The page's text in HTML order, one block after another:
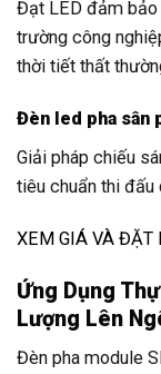
Đạt LED đảm
trường công
thời tiết thất
Đèn led pha sân
Giải pháp chiếu
tiêu chuẩn thi đấu
XEM GIÁ VÀ ĐẶT
Ứng Dụng
Lượng Lên
Đèn pha module